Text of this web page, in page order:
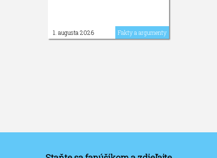
1. augusta 2026 Fakty a argumenty